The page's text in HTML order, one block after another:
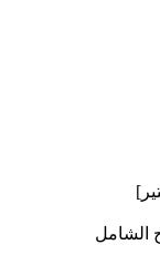
الشامل